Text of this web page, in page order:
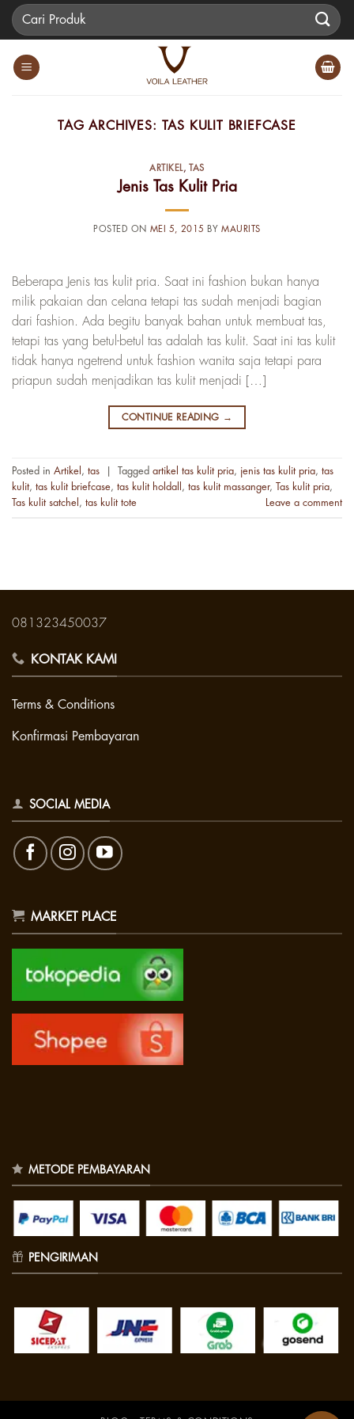
SkipPencarian
untuk:
TAG ARCHIVES: TAS KULIT BRIEFCASE
ARTIKEL, TAS
Jenis Tas Kulit Pria
POSTED ON MEI 5, 2015 BYMAURITS
Beberapa Jenis tas kulit pria. Saat ini fashion bukan hanya
milik pakaian dan celana tetapi tas sudah menjadi bagian
dari fashion. Ada begitu banyak bahan untuk membuat tas,
tetapi tas yang betul-betul tas adalah tas kulit. Saat ini tas kulit
tidak hanya ngetrend untuk fashion wanita saja tetapi para
priapun sudah menjadikan tas kulit menjadi […]
CONTINUE READING →
Posted in Artikel , tas Tagged artikel tas kulit pria, jenis tas kulit pria, tas
kulit, tas kulit briefcase, tas kulit holdall , tas kulit massanger, Tas kulit pria,
Tas kulit satchel , tas kulit tote Leave a comment
081323450037
KONTAK KAMI
Terms & Conditions
Konfirmasi Pembayaran
SOCIAL MEDIA
MARKET PLACE
METODE PEMBAYARAN
PENGIRIMAN